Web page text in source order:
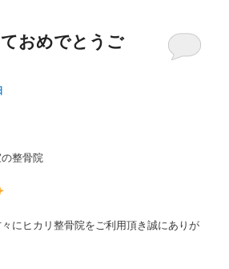
おめでとうご
整骨院
にヒカリ整骨院をご利用頂き誠にありが